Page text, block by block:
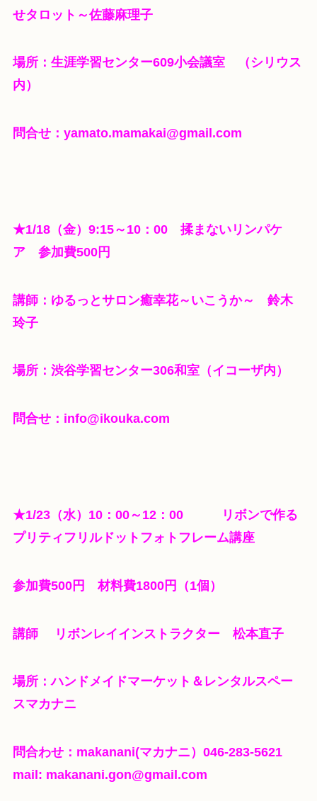
せタロット～佐藤麻理子
場所：生涯学習センター609小会議室 （シリウス
内）
問合せ：yamato.mamakai@gmail.com
★1/18（金）9:15～10：00 揉まないリンパケ
ア 参加費500円
講師：ゆるっとサロン癒幸花～いこうか～ 鈴木
玲子
場所：渋谷学習センター306和室（イコーザ内）
問合せ：info@ikouka.com
★1/23（水）10：00～12：00
リボンで作る
プリティフリルドットフォトフレーム講座
参加費500円 材料費1800円（1個）
講師 リボンレイインストラクター 松本直子
場所：ハンドメイドマーケット＆レンタルスペー
スマカナニ
問合わせ：makanani(マカナニ）046-283-5621
mail: makanani.gon@gmail.com